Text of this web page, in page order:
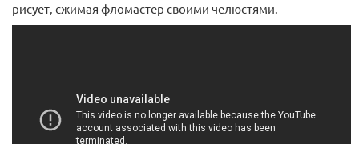
рисует, сжимая фломастер своими челюстями.